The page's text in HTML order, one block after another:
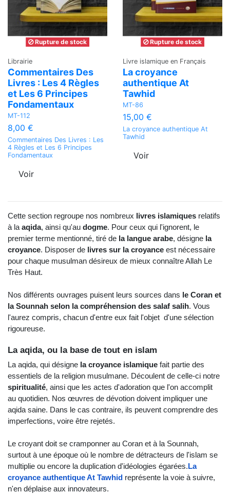
Rupture de stock
Librairie
Commentaires Des
Livres : Les 4 Règles
et Les 6 Principes
Fondamentaux
MT-112
8,00 €
Commentaires Des Livres : Les
4 Règles et Les 6 Principes
Fondamentaux
Voir
Rupture de stock
Livre islamique en Français
La croyance
authentique At
Tawhid
MT-86
15,00 €
La croyance authentique At
Tawhid
Voir
Cette section regroupe nos nombreux livres islamiques relatifs
à la aqida, ainsi qu'au dogme. Pour ceux qui l'ignorent, le
premier terme mentionné, tiré de la langue arabe, désigne la
croyance. Disposer de livres sur la croyance est nécessaire
pour chaque musulman désireux de mieux connaître Allah Le
Très Haut.
Nos différents ouvrages puisent leurs sources dans le Coran et
la Sounnah selon la compréhension des salaf salih. Vous
l'aurez compris, chacun d'entre eux fait l'objet d'une sélection
rigoureuse.
La aqida, ou la base de tout en islam
La aqida, qui désigne la croyance islamique fait partie des
spiritualité, ainsi que les actes d'adoration que l'on accomplit
au quotidien. Nos œuvres de dévotion doivent impliquer une
aqida saine. Dans le cas contraire, ils peuvent comprendre des
imperfections, voire être rejetés.
Le croyant doit se cramponner au Coran et à la Sounnah,
surtout à une époque où le nombre de détracteurs de l'islam se
multiplie ou encore la duplication d'idéologies égarées. La
croyance authentique At Tawhid représente la voie à suivre,
n'en déplaise aux innovateurs.